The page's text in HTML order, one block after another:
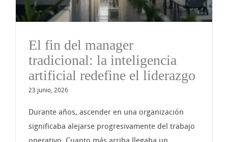
El fin del manager
tradicional: la inteligencia
artificial redefine el liderazgo
23 junio, 2026
Durante años, ascender en una organización
significaba alejarse progresivamente del trabajo